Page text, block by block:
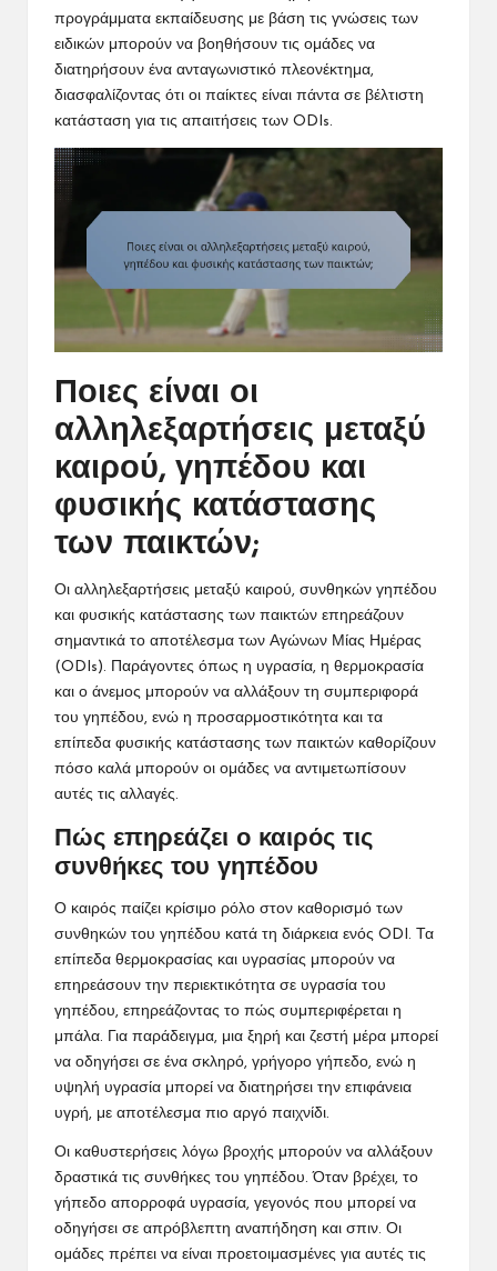
προγράμματα εκπαίδευσης με βάση τις γνώσεις των
ειδικών μπορούν να βοηθήσουν τις ομάδες να
διατηρήσουν ένα ανταγωνιστικό πλεονέκτημα,
διασφαλίζοντας ότι οι παίκτες είναι πάντα σε βέλτιστη
κατάσταση για τις απαιτήσεις των ODIs.
Ποιες είναι οι
αλληλεξαρτήσεις μεταξύ
καιρού, γηπέδου και
φυσικής κατάστασης
των παικτών;
Οι αλληλεξαρτήσεις μεταξύ καιρού, συνθηκών γηπέδου
και φυσικής κατάστασης των παικτών επηρεάζουν
σημαντικά το αποτέλεσμα των Αγώνων Μίας Ημέρας
(ODIs). Παράγοντες όπως η υγρασία, η θερμοκρασία
και ο άνεμος μπορούν να αλλάξουν τη συμπεριφορά
του γηπέδου, ενώ η προσαρμοστικότητα και τα
επίπεδα φυσικής κατάστασης των παικτών καθορίζουν
πόσο καλά μπορούν οι ομάδες να αντιμετωπίσουν
αυτές τις αλλαγές.
Πώς επηρεάζει ο καιρός τις
συνθήκες του γηπέδου
Ο καιρός παίζει κρίσιμο ρόλο στον καθορισμό των
συνθηκών του γηπέδου κατά τη διάρκεια ενός ODI. Τα
επίπεδα θερμοκρασίας και υγρασίας μπορούν να
επηρεάσουν την περιεκτικότητα σε υγρασία του
γηπέδου, επηρεάζοντας το πώς συμπεριφέρεται η
μπάλα. Για παράδειγμα, μια ξηρή και ζεστή μέρα μπορεί
να οδηγήσει σε ένα σκληρό, γρήγορο γήπεδο, ενώ η
υψηλή υγρασία μπορεί να διατηρήσει την επιφάνεια
υγρή, με αποτέλεσμα πιο αργό παιχνίδι.
Οι καθυστερήσεις λόγω βροχής μπορούν να αλλάξουν
δραστικά τις συνθήκες του γηπέδου. Όταν βρέχει, το
γήπεδο απορροφά υγρασία, γεγονός που μπορεί να
οδηγήσει σε απρόβλεπτη αναπήδηση και σπιν. Οι
ομάδες πρέπει να είναι προετοιμασμένες για αυτές τις